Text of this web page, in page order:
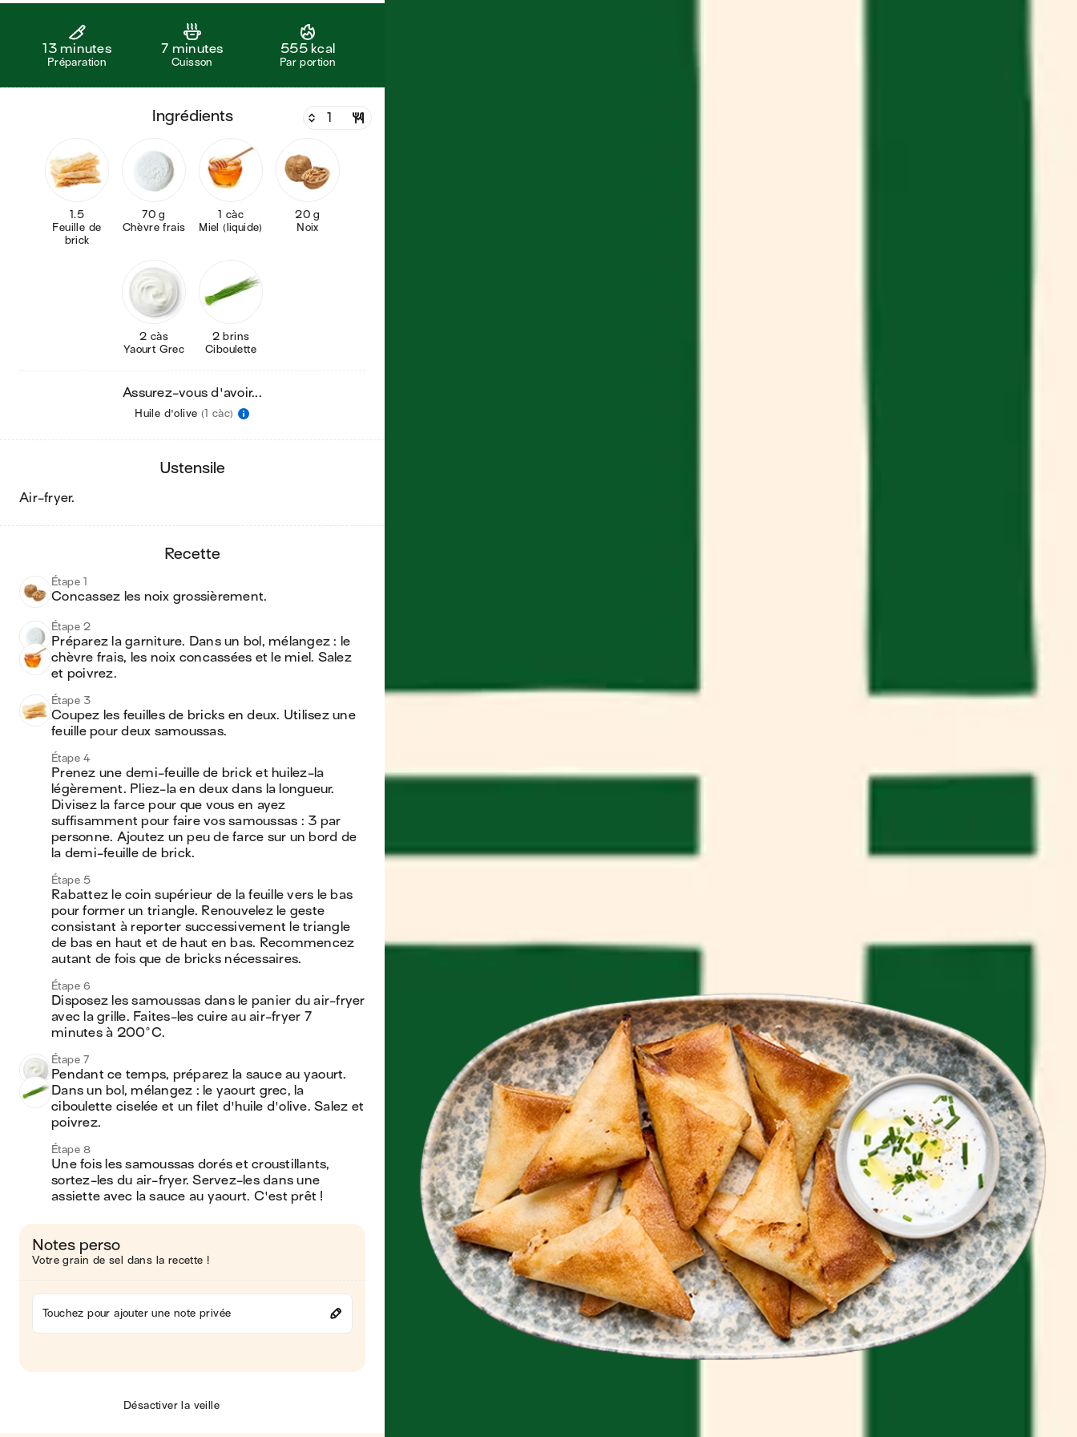
13 minutes
Préparation
7 minutes
Cuisson
555 kcal
Par portion
ingrédients
1.5
Feuille de
brick
70 g
Chèvre frais
1 càc
Miel (liquide)
20 g
Noix
2 càs
Yaourt Grec
2 brins
Ciboulette
Assurez-vous d'avoir...
Huile d'olive (1 càc)
ustensile
air-fryer.
recette
Étape 1
Concassez les noix grossièrement.
Étape 2
Préparez la garniture. Dans un bol, mélangez : le
chèvre frais, les noix concassées et le miel. Salez
et poivrez.
Étape 3
Coupez les feuilles de bricks en deux. Utilisez une
feuille pour deux samoussas.
Étape 4
Prenez une demi-feuille de brick et huilez-la
légèrement. Pliez-la en deux dans la longueur.
Divisez la farce pour que vous en ayez
suffisamment pour faire vos samoussas : 3 par
personne. Ajoutez un peu de farce sur un bord de
la demi-feuille de brick.
Étape 5
Rabattez le coin supérieur de la feuille vers le bas
pour former un triangle. Renouvelez le geste
consistant à reporter successivement le triangle
de bas en haut et de haut en bas. Recommencez
autant de fois que de bricks nécessaires.
Étape 6
Disposez les samoussas dans le panier du air-fryer
avec la grille. Faites-les cuire au air-fryer 7
minutes à 200°C.
Étape 7
Pendant ce temps, préparez la sauce au yaourt.
Dans un bol, mélangez : le yaourt grec, la
ciboulette ciselée et un filet d'huile d'olive. Salez et
poivrez.
Étape 8
Une fois les samoussas dorés et croustillants,
sortez-les du air-fryer. Servez-les dans une
assiette avec la sauce au yaourt. C'est prêt !
Notes perso
Votre grain de sel dans la recette !
Touchez pour ajouter une note privée
Désactiver la veille